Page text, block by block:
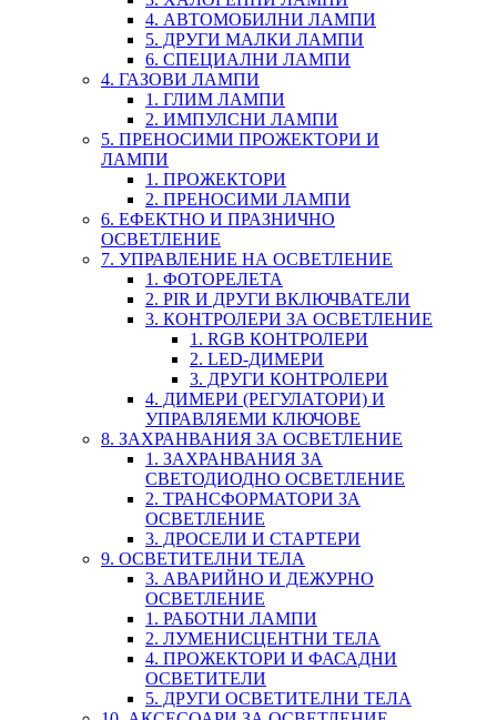
4. АВТОМОБИЛНИ ЛАМПИ
5. ДРУГИ МАЛКИ ЛАМПИ
6. СПЕЦИАЛНИ ЛАМПИ
4. ГАЗОВИ ЛАМПИ
1. ГЛИМ ЛАМПИ
2. ИМПУЛСНИ ЛАМПИ
5. ПРЕНОСИМИ ПРОЖЕКТОРИ И
ЛАМПИ
1. ПРОЖЕКТОРИ
2. ПРЕНОСИМИ ЛАМПИ
6. ЕФЕКТНО И ПРАЗНИЧНО
ОСВЕТЛЕНИЕ
7. УПРАВЛЕНИЕ НА ОСВЕТЛЕНИЕ
1. ФОТОРЕЛЕТА
2. PIR И ДРУГИ ВКЛЮЧВАТЕЛИ
3. КОНТРОЛЕРИ ЗА ОСВЕТЛЕНИЕ
1. RGB КОНТРОЛЕРИ
2. LED-ДИМЕРИ
3. ДРУГИ КОНТРОЛЕРИ
4. ДИМЕРИ (РЕГУЛАТОРИ) И
УПРАВЛЯЕМИ КЛЮЧОВЕ
8. ЗАХРАНВАНИЯ ЗА ОСВЕТЛЕНИЕ
1. ЗАХРАНВАНИЯ ЗА
СВЕТОДИОДНО ОСВЕТЛЕНИЕ
2. ТРАНСФОРМАТОРИ ЗА
ОСВЕТЛЕНИЕ
3. ДРОСЕЛИ И СТАРТЕРИ
9. ОСВЕТИТЕЛНИ ТЕЛА
3. АВАРИЙНО И ДЕЖУРНО
ОСВЕТЛЕНИЕ
1. РАБОТНИ ЛАМПИ
2. ЛУМЕНИСЦЕНТНИ ТЕЛА
4. ПРОЖЕКТОРИ И ФАСАДНИ
ОСВЕТИТЕЛИ
5. ДРУГИ ОСВЕТИТЕЛНИ ТЕЛА